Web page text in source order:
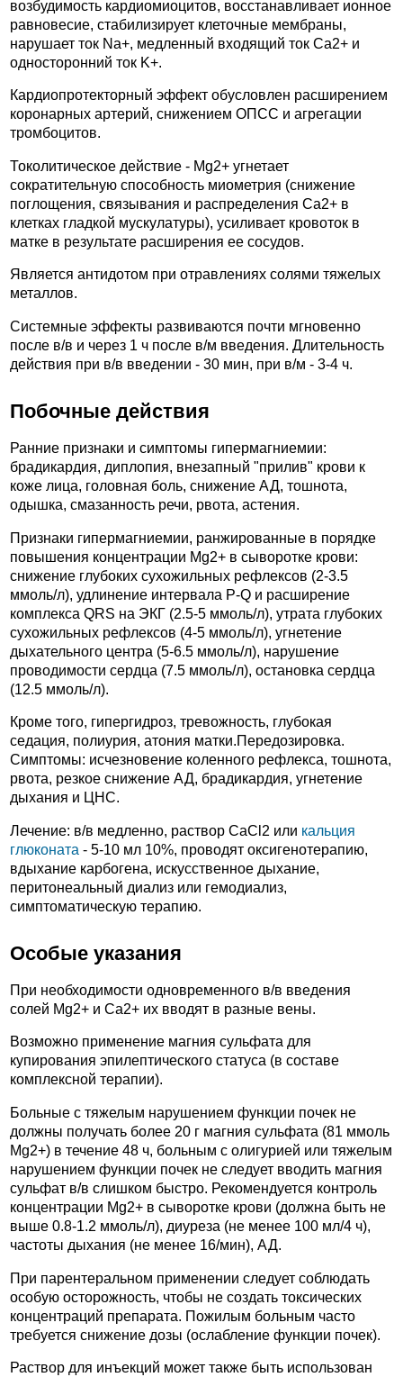
возбудимость кардиомиоцитов, восстанавливает ионное
равновесие, стабилизирует клеточные мембраны,
нарушает ток Na+, медленный входящий ток Ca2+ и
односторонний ток K+.
Кардиопротекторный эффект обусловлен расширением
коронарных артерий, снижением ОПСС и агрегации
тромбоцитов.
Токолитическое действие - Mg2+ угнетает
сократительную способность миометрия (снижение
поглощения, связывания и распределения Ca2+ в
клетках гладкой мускулатуры), усиливает кровоток в
матке в результате расширения ее сосудов.
Является антидотом при отравлениях солями тяжелых
металлов.
Системные эффекты развиваются почти мгновенно
после в/в и через 1 ч после в/м введения. Длительность
действия при в/в введении - 30 мин, при в/м - 3-4 ч.
Побочные действия
Ранние признаки и симптомы гипермагниемии:
брадикардия, диплопия, внезапный "прилив" крови к
коже лица, головная боль, снижение АД, тошнота,
одышка, смазанность речи, рвота, астения.
Признаки гипермагниемии, ранжированные в порядке
повышения концентрации Mg2+ в сыворотке крови:
снижение глубоких сухожильных рефлексов (2-3.5
ммоль/л), удлинение интервала P-Q и расширение
комплекса QRS на ЭКГ (2.5-5 ммоль/л), утрата глубоких
сухожильных рефлексов (4-5 ммоль/л), угнетение
дыхательного центра (5-6.5 ммоль/л), нарушение
проводимости сердца (7.5 ммоль/л), остановка сердца
(12.5 ммоль/л).
Кроме того, гипергидроз, тревожность, глубокая
седация, полиурия, атония матки.Передозировка.
Симптомы: исчезновение коленного рефлекса, тошнота,
рвота, резкое снижение АД, брадикардия, угнетение
дыхания и ЦНС.
Лечение: в/в медленно, раствор CaCl2 или кальция
глюконата - 5-10 мл 10%, проводят оксигенотерапию,
вдыхание карбогена, искусственное дыхание,
перитонеальный диализ или гемодиализ,
симптоматическую терапию.
Особые указания
При необходимости одновременного в/в введения
солей Mg2+ и Ca2+ их вводят в разные вены.
Возможно применение магния сульфата для
купирования эпилептического статуса (в составе
комплексной терапии).
Больные с тяжелым нарушением функции почек не
должны получать более 20 г магния сульфата (81 ммоль
Mg2+) в течение 48 ч, больным с олигурией или тяжелым
нарушением функции почек не следует вводить магния
сульфат в/в слишком быстро. Рекомендуется контроль
концентрации Mg2+ в сыворотке крови (должна быть не
выше 0.8-1.2 ммоль/л), диуреза (не менее 100 мл/4 ч),
частоты дыхания (не менее 16/мин), АД.
При парентеральном применении следует соблюдать
особую осторожность, чтобы не создать токсических
концентраций препарата. Пожилым больным часто
требуется снижение дозы (ослабление функции почек).
Раствор для инъекций может также быть использован